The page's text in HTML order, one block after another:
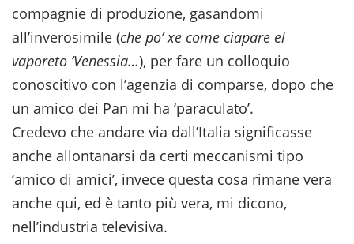
compagnie di produzione, gasandomi
all’inverosimile (che po’ xe come ciapare el
vaporeto ‘Venessia…), per fare un colloquio
conoscitivo con l’agenzia di comparse, dopo che
un amico dei Pan mi ha ‘paraculato’.
Credevo che andare via dall’Italia significasse
anche allontanarsi da certi meccanismi tipo
‘amico di amici’, invece questa cosa rimane vera
anche qui, ed è tanto più vera, mi dicono,
nell’industria televisiva.